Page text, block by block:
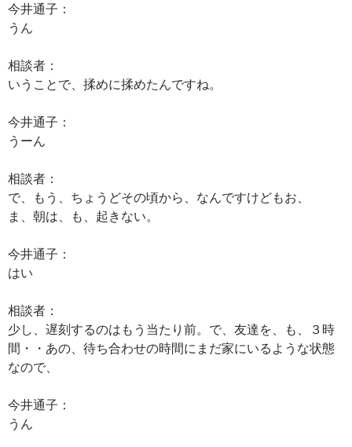
今井通子：
うん
相談者：
いうことで、揉めに揉めたんですね。
今井通子：
うーん
相談者：
で、もう、ちょうどその頃から、なんですけどもお、
ま、朝は、も、起きない。
今井通子：
はい
相談者：
少し、遅刻するのはもう当たり前。で、友達を、も、３時
間・・あの、待ち合わせの時間にまだ家にいるような状態
なので、
今井通子：
うん